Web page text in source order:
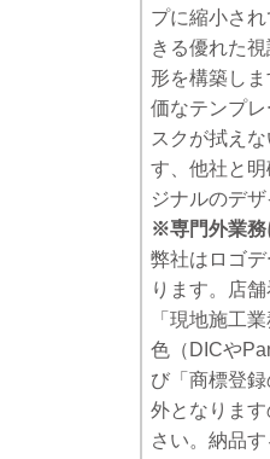
プに縮小さ
きる優れた
形を構築し
価なテンプ
スクが拭え
す、他社と
ジナルのデザ
※専門外業務
弊社はロゴ
ります。店
「現地施工
色（DICや
び「商標登
外となりま
さい。納品